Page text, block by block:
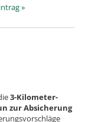
»
3-Kilometer-
zur Absicherung